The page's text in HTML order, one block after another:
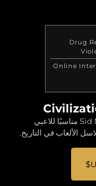
Drug
Online
تعد Sid Meier’s Civilization VI: Platinum Edition مناسبًا للاعبي
الألعاب في التاريخ.